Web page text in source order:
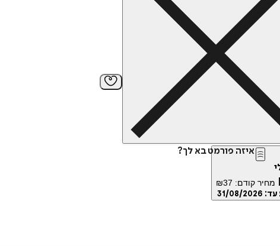
איזה פורמט בא לך?
מחיר קודם: ₪37
עד: 31/08/2026